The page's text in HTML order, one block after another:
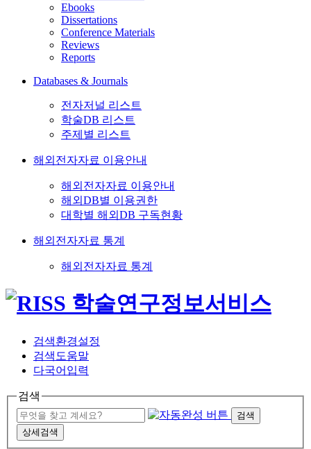
Ebooks
Dissertations
Conference Materials
Reviews
Reports
Databases & Journals
전자저널 리스트
학술DB 리스트
주제별 리스트
해외전자자료 이용안내
해외전자자료 이용안내
해외DB별 이용권한
대학별 해외DB 구독현황
해외전자자료 통계
해외전자자료 통계
검색환경설정
검색도움말
다국어입력
검색
검색
상세검색